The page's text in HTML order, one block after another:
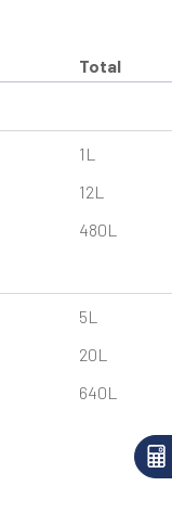
Total
1L
12L
480L
5L
20L
640L